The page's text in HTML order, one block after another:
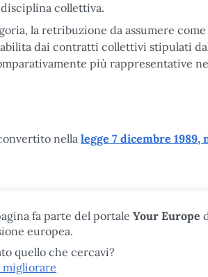
collettiva.
la retribuzione da assumere come
dai contratti collettivi stipulati
più rappresentative
nella legge 7 dicembre 1989,
fa parte del portaleYour Europe
europea.
quello che cercavi?
migliorare